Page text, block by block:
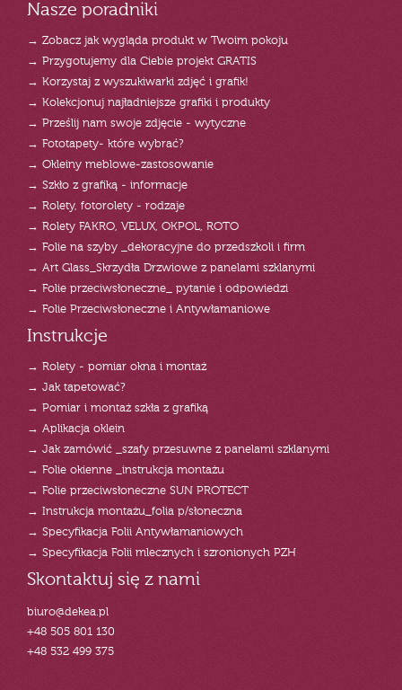
Nasze poradniki
→ Zobacz jak wygląda produkt w Twoim pokoju
→ Przygotujemy dla Ciebie projekt GRATIS
→ Korzystaj z wyszukiwarki zdjęć i grafik!
→ Kolekcjonuj najładniejsze grafiki i produkty
→ Prześlij nam swoje zdjęcie - wytyczne
→ Fototapety- które wybrać?
→ Okleiny meblowe-zastosowanie
→ Szkło z grafiką - informacje
→ Rolety, fotorolety - rodzaje
→ Rolety FAKRO, VELUX, OKPOL, ROTO
→ Folie na szyby _dekoracyjne do przedszkoli i firm
→ Art Glass_Skrzydła Drzwiowe z panelami szklanymi
→ Folie przeciwsłoneczne_ pytanie i odpowiedzi
→ Folie Przeciwsłoneczne i Antywłamaniowe
Instrukcje
→ Rolety - pomiar okna i montaż
→ Jak tapetować?
→ Pomiar i montaż szkła z grafiką
→ Aplikacja oklein
→ Jak zamówić _szafy przesuwne z panelami szklanymi
→ Folie okienne _instrukcja montażu
→ Folie przeciwsłoneczne SUN PROTECT
→ Instrukcja montażu_folia p/słoneczna
→ Specyfikacja Folii Antywłamaniowych
→ Specyfikacja Folii mlecznych i szronionych PZH
Skontaktuj się z nami
biuro@dekea.pl
+48 505 801 130
+48 532 499 375